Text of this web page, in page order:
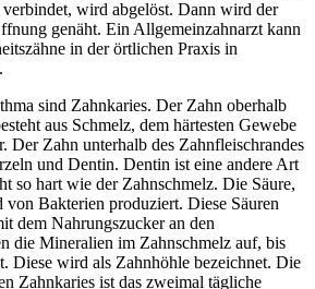
wird abgelöst. Dann wird der
genäht. Ein Allgemeinzahnarzt kann
in der örtlichen Praxis in
sind Zahnkaries. Der Zahn oberhalb
aus Schmelz, dem härtesten Gewebe
Der Zahn unterhalb des Zahnfleischrandes
und Dentin. Dentin ist eine andere Art
so hart wie der Zahnschmelz. Die Säure,
Bakterien produziert. Diese Säuren
dem Nahrungszucker an den
die Mineralien im Zahnschmelz auf, bis
Diese wird als Zahnhöhle bezeichnet. Die
Zahnkaries ist das zweimal tägliche